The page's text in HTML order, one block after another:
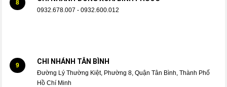
8
0932.678.007 - 0932.600.012
9 CHI NHÁNH TÂN BÌNH
Đường Lý Thường Kiệt, Phường 8, Quận Tân Bình, Thành Phố
Hồ Chí Minh